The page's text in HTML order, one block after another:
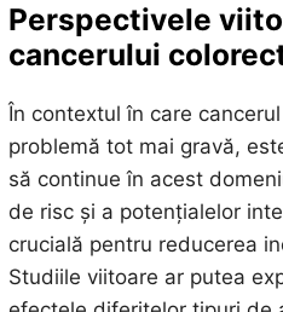
Perspectivele
cancerului
În contextul în care
problemă tot mai gravă,
să continue în acest
de risc și a potențialelor
crucială pentru reducerea
Studiile viitoare ar putea